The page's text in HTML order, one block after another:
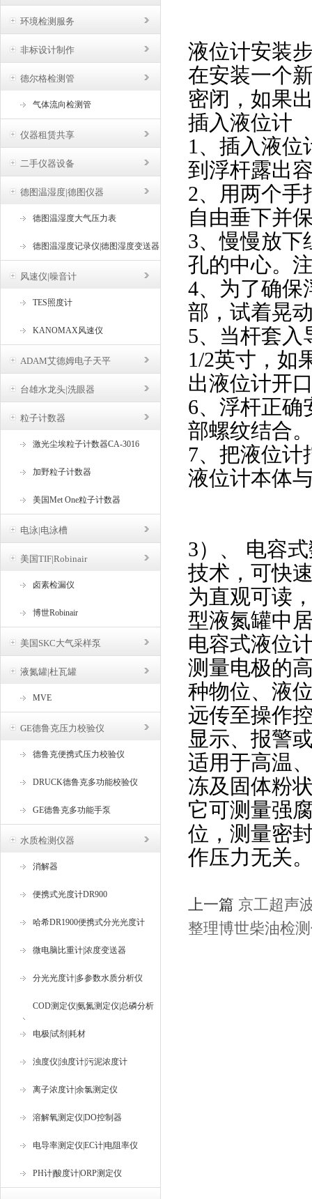
环境检测服务
非标设计制作
德尔格检测管
气体流向检测管
仪器租赁共享
二手仪器设备
德图温湿度|德图仪器
德图温湿度大气压力表
德图温湿度记录仪|德图湿度变送器
风速仪|噪音计
TES照度计
KANOMAX风速仪
ADAM艾德姆电子天平
台雄水龙头|洗眼器
粒子计数器
激光尘埃粒子计数器CA-3016
加野粒子计数器
美国Met One粒子计数器
电泳|电泳槽
美国TIF|Robinair
卤素检漏仪
博世Robinair
美国SKC大气采样泵
液氮罐|杜瓦罐
MVE
GE德鲁克压力校验仪
德鲁克便携式压力校验仪
DRUCK德鲁克多功能校验仪
GE德鲁克多功能手泵
水质检测仪器
消解器
便携式光度计DR900
哈希DR1900便携式分光光度计
微电脑比重计|浓度变送器
分光光度计|多参数水质分析仪
COD测定仪|氨氮测定仪|总磷分析
仪
电极|试剂|耗材
浊度仪|浊度计|污泥浓度计
离子浓度计|余氯测定仪
溶解氧测定仪|DO控制器
电导率测定仪|EC计|电阻率仪
PH计|酸度计|ORP测定仪
液位计安装
在安装一个
密闭，如果
插入液位计
1、插入液位
到浮杆露出
2、用两个手
自由垂下并
3、慢慢放下
孔的中心。
4、为了确保
部，试着晃
5、当杆套入
1/2英寸，如
出液位计开
6、浮杆正确
部螺纹结合
7、把液位计
液位计本体
3）、 电容
技术，可快
为直观可读
型液氮罐中
电容式液位
测量电极的
种物位、液
远传至操作
显示、报警
适用于高温
冻及固体粉
它可测量强
位，测量密
作压力无关
上一篇 京工超声
整理博世柴油检